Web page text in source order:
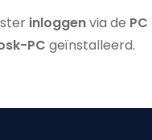
inloggenvia de
PC geïnstalleerd.